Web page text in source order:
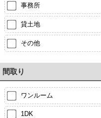
事務所
貸土地
その他
間取り
ワンルーム
1DK